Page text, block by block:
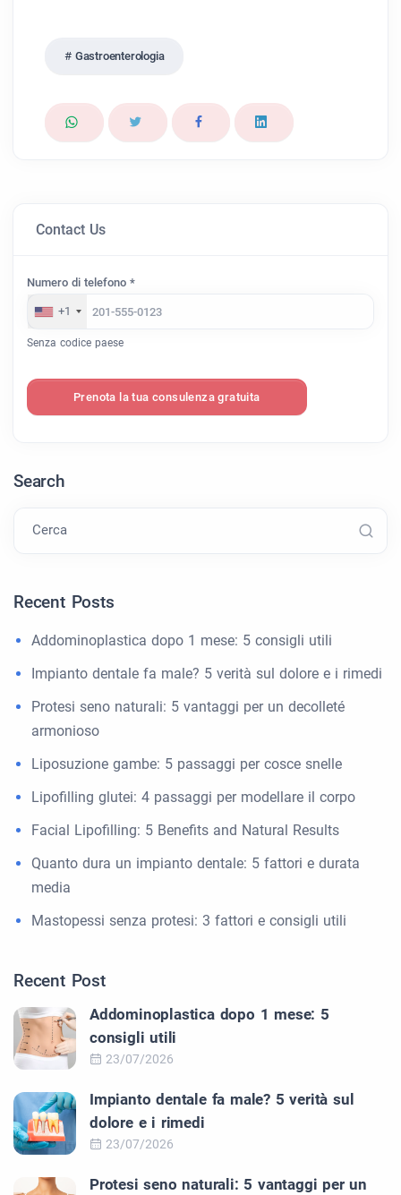
Gastroenterologia
Contact Us
Numero di telefono *
+1
Senza codice paese
Prenota la tua consulenza gratuita
Search
Cerca
Recent Posts
Addominoplastica dopo 1 mese: 5 consigli utili
Impianto dentale fa male? 5 verità sul dolore e i rimedi
Protesi seno naturali: 5 vantaggi per un decolleté
armonioso
Liposuzione gambe: 5 passaggi per cosce snelle
Lipofilling glutei: 4 passaggi per modellare il corpo
Facial Lipofilling: 5 Benefits and Natural Results
Quanto dura un impianto dentale: 5 fattori e durata
media
Mastopessi senza protesi: 3 fattori e consigli utili
Recent Post
Addominoplastica dopo 1 mese: 5
consigli utili
23/07/2026
Impianto dentale fa male? 5 verità sul
dolore e i rimedi
23/07/2026
Protesi seno naturali: 5 vantaggi per un